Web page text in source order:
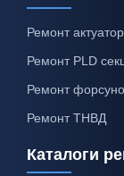
Ремонт
Ремонт PLD
Ремонт
Ремонт ТНВД
Каталоги